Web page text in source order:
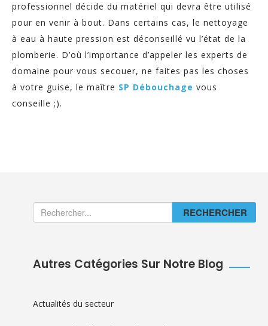
professionnel décide du matériel qui devra être utilisé
pour en venir à bout. Dans certains cas, le nettoyage
à eau à haute pression est déconseillé vu l’état de la
plomberie. D’où l’importance d’appeler les experts de
domaine pour vous secouer, ne faites pas les choses
à votre guise, le maître SP Débouchage vous
conseille ;).
RECHERCHER
Autres Catégories Sur Notre Blog
Actualités du secteur